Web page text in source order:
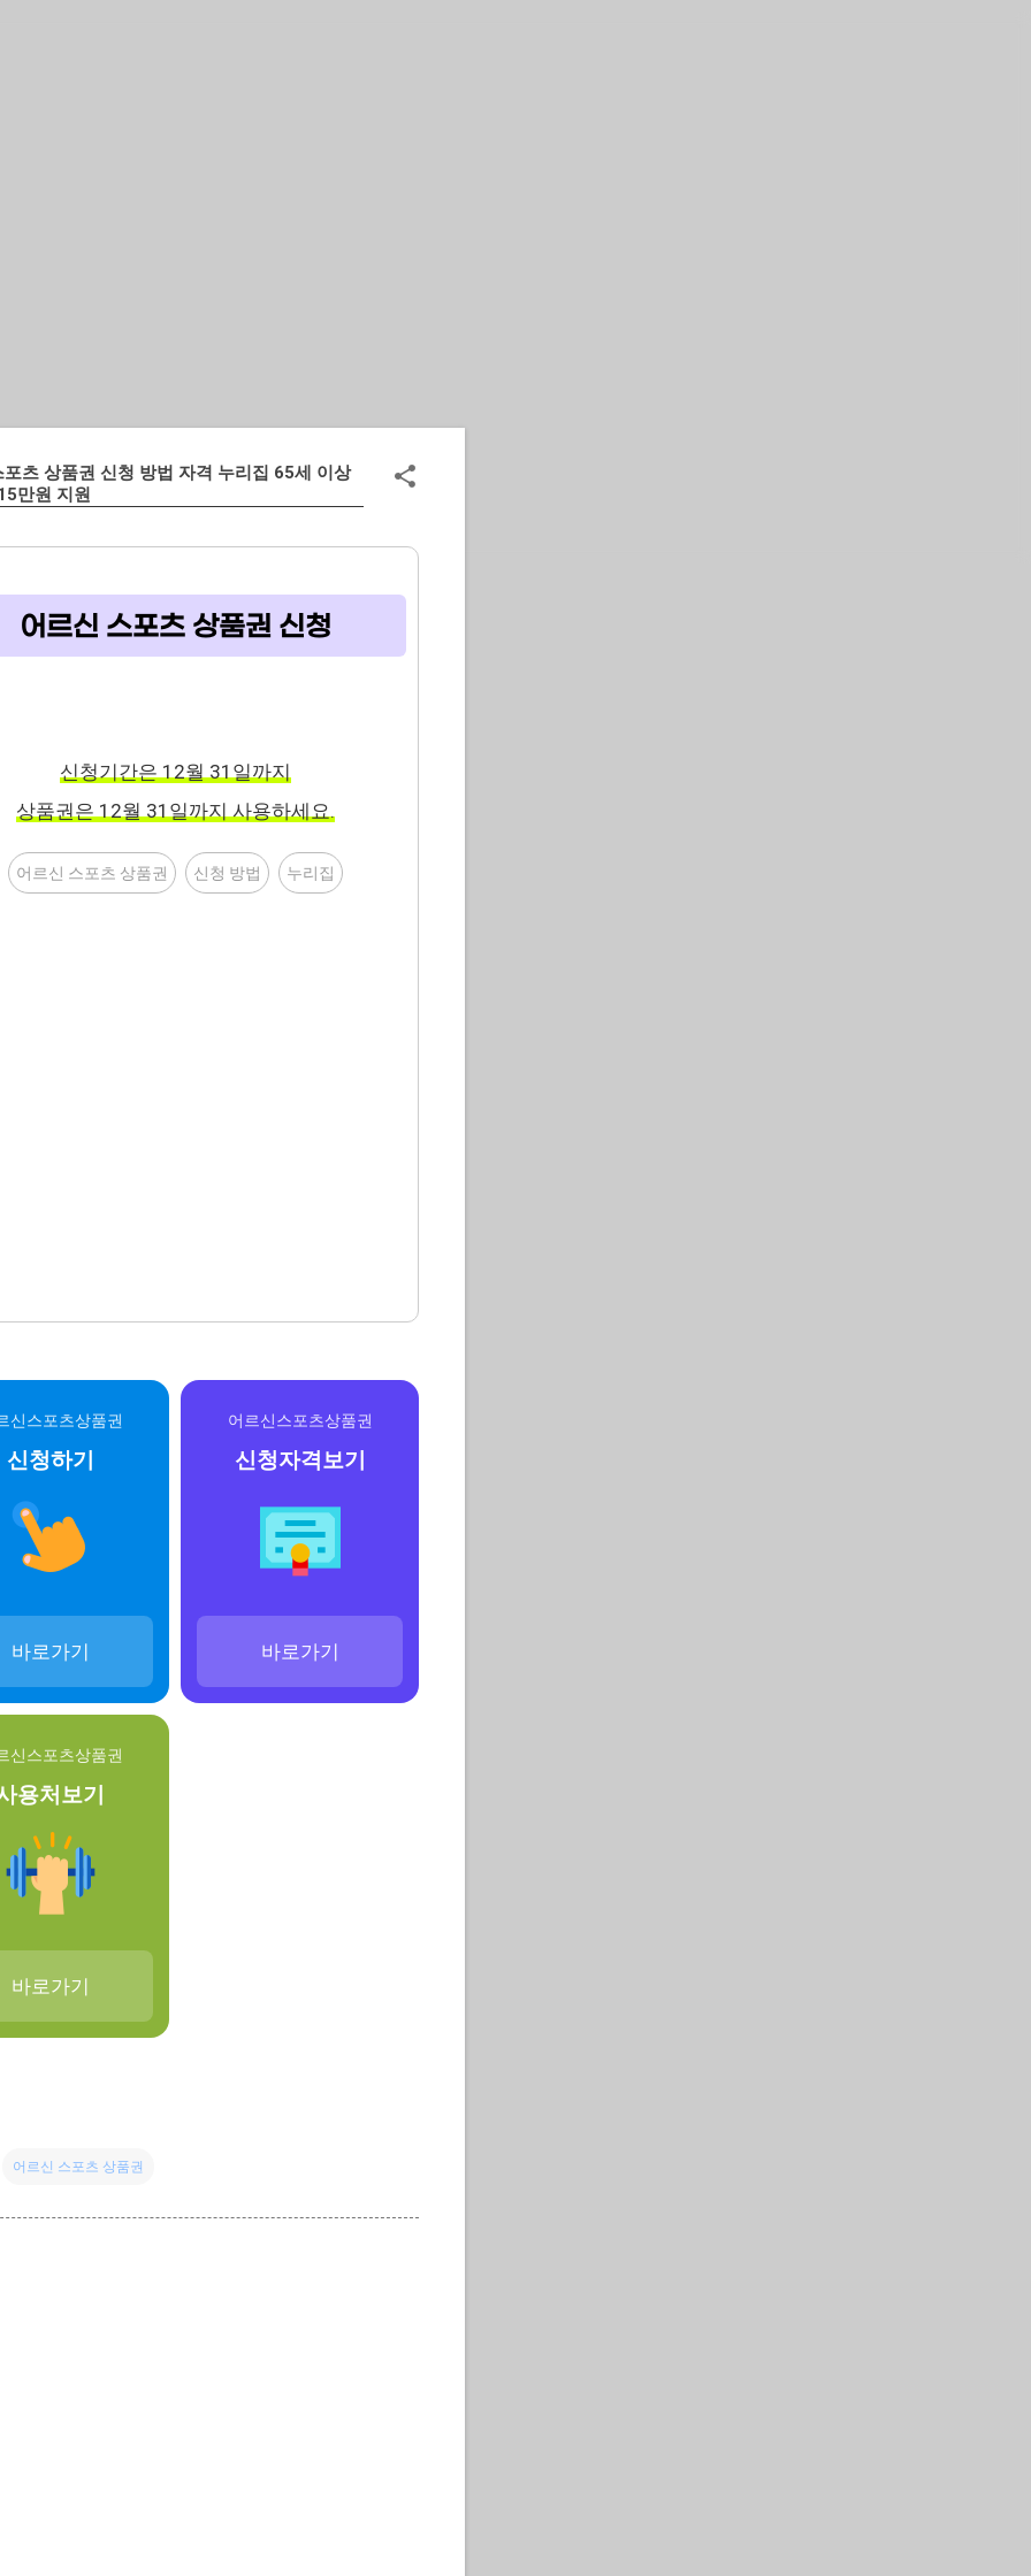
츠 상품권 신청 방법 자격 누리집 65세 이상
만원 지원
어르신 스포츠 상품권 신청
신청기간은 12월 31일까지
상품권은 12월 31일까지 사용하세요.
어르신 스포츠 상품권 신청 방법 누리집
신스포츠상품권
신청하기
바로가기
어르신스포츠상품권
신청자격보기
바로가기
신스포츠상품권
용처보기
바로가기
어르신 스포츠 상품권